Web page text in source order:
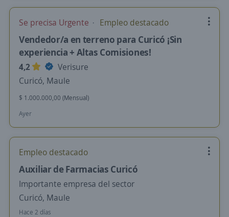
Se precisa Urgente Empleo destacado
Vendedor/a en terreno para Curicó ¡Sin
experiencia + Altas Comisiones!
4,2
Verisure
Curicó, Maule
$ 1.000.000,00 (Mensual)
Ayer
Empleo destacado
Auxiliar de Farmacias Curicó
Importante empresa del sector
Curicó, Maule
Hace 2 días